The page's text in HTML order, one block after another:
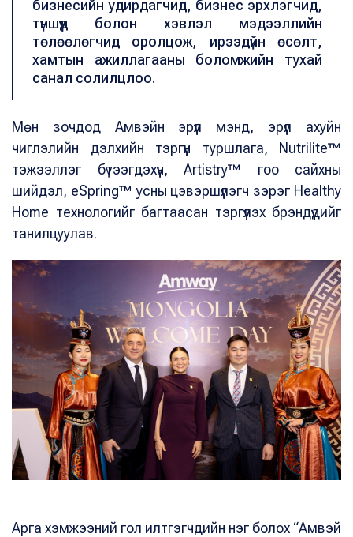
бизнесийн удирдагчид, бизнес эрхлэгчид,
түншүүд болон хэвлэл мэдээллийн
төлөөлөгчид оролцож, ирээдүйн өсөлт,
хамтын ажиллагааны боломжийн тухай
санал солилцлоо.
Мөн зочдод Амвэйн эрүүл мэнд, эрүүл ахуйн
чиглэлийн дэлхийн тэргүүн туршлага, Nutrilite™
тэжээллэг бүтээгдэхүүн, Artistry™ гоо сайхны
шийдэл, eSpring™ усны цэвэршүүлэгч зэрэг Healthy
Home технологийг багтаасан тэргүүлэх брэндүүдийг
танилцуулав.
Арга хэмжээний гол илтгэгчдийн нэг болох “Амвэй